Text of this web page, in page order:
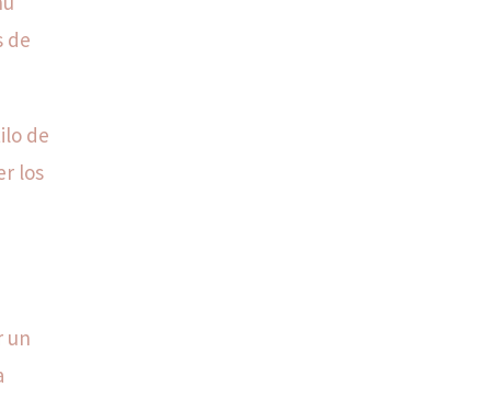
de
de
los
un